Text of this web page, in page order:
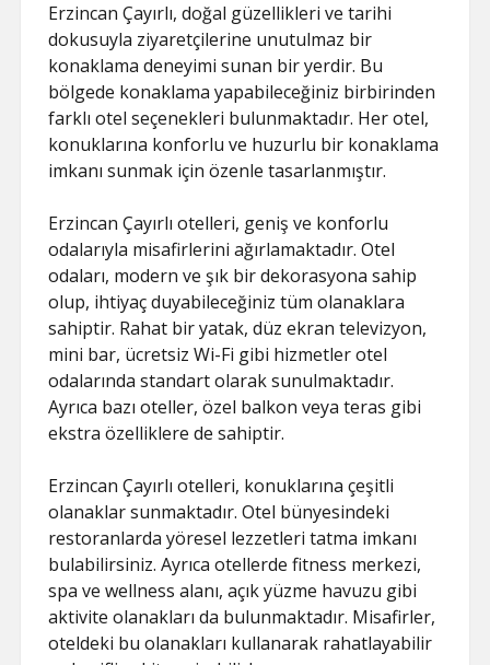
Erzincan Çayırlı, doğal güzellikleri ve tarihi
dokusuyla ziyaretçilerine unutulmaz bir
konaklama deneyimi sunan bir yerdir. Bu
bölgede konaklama yapabileceğiniz birbirinden
farklı otel seçenekleri bulunmaktadır. Her otel,
konuklarına konforlu ve huzurlu bir konaklama
imkanı sunmak için özenle tasarlanmıştır.
Erzincan Çayırlı otelleri, geniş ve konforlu
odalarıyla misafirlerini ağırlamaktadır. Otel
odaları, modern ve şık bir dekorasyona sahip
olup, ihtiyaç duyabileceğiniz tüm olanaklara
sahiptir. Rahat bir yatak, düz ekran televizyon,
mini bar, ücretsiz Wi-Fi gibi hizmetler otel
odalarında standart olarak sunulmaktadır.
Ayrıca bazı oteller, özel balkon veya teras gibi
ekstra özelliklere de sahiptir.
Erzincan Çayırlı otelleri, konuklarına çeşitli
olanaklar sunmaktadır. Otel bünyesindeki
restoranlarda yöresel lezzetleri tatma imkanı
bulabilirsiniz. Ayrıca otellerde fitness merkezi,
spa ve wellness alanı, açık yüzme havuzu gibi
aktivite olanakları da bulunmaktadır. Misafirler,
oteldeki bu olanakları kullanarak rahatlayabilir